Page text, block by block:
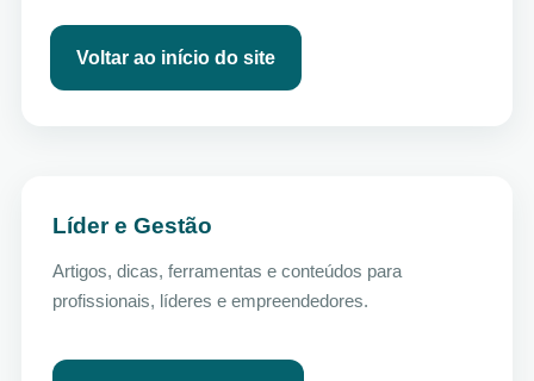
Voltar ao início do site
Líder e Gestão
Artigos, dicas, ferramentas e conteúdos para
profissionais, líderes e empreendedores.